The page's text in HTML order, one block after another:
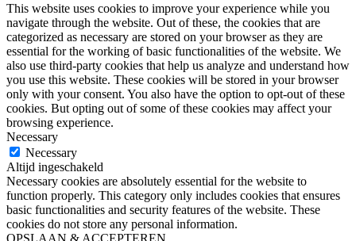
This website uses cookies to improve your experience while you
navigate through the website. Out of these, the cookies that are
categorized as necessary are stored on your browser as they are
essential for the working of basic functionalities of the website. We
also use third-party cookies that help us analyze and understand how
you use this website. These cookies will be stored in your browser
only with your consent. You also have the option to opt-out of these
cookies. But opting out of some of these cookies may affect your
browsing experience.
Necessary
Necessary
Altijd ingeschakeld
Necessary cookies are absolutely essential for the website to
function properly. This category only includes cookies that ensures
basic functionalities and security features of the website. These
cookies do not store any personal information.
OPSLAAN & ACCEPTEREN